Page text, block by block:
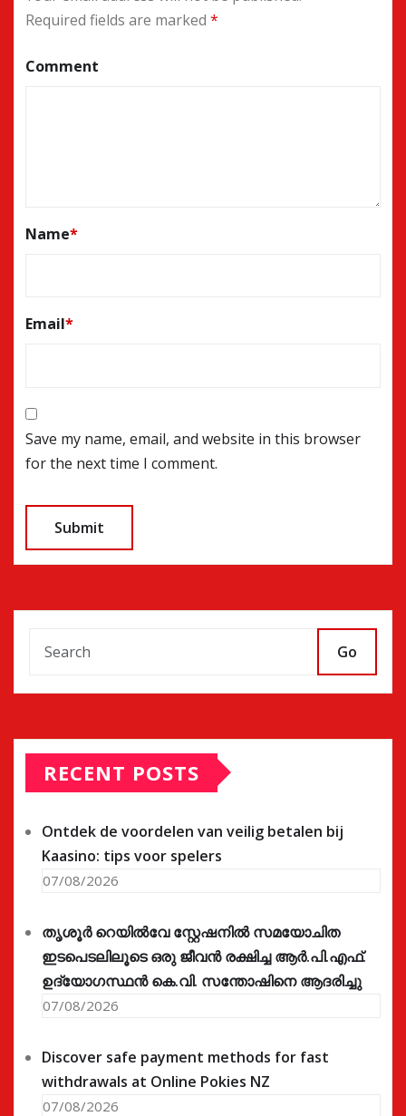
Required fields are marked *
Comment
Name*
Email*
Save my name, email, and website in this browser
for the next time I comment.
Go
RECENT POSTS
Ontdek de voordelen van veilig betalen bij
Kaasino: tips voor spelers
07/08/2026
തൃശൂർ റെയിൽവേ സ്റ്റേഷനിൽ സമയോചിത
ഇടപെടലിലൂടെ ഒരു ജീവൻ രക്ഷിച്ച ആർ.പി.എഫ്.
ഉദ്യോഗസ്ഥൻ കെ.വി. സന്തോഷിനെ ആദരിച്ചു
07/08/2026
Discover safe payment methods for fast
withdrawals at Online Pokies NZ
07/08/2026